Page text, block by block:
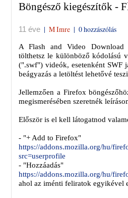
Böngésző kiegészítők -
11 éve | M Imre | 0 hozzászólás
A Flash and Video Download
tölthetsz le különböző kódolású
(".swf") videók, esetenként SWF
beágyazás a letöltést lehetővé
Jellemzően a Firefox
megismerésében szeretnék
Először is el kell látogatnod
- "+ Add to Firefox"
https://addons.mozilla.org/hu/
src=userprofile
- "Hozzáadás"
https://addons.mozilla.org/hu/
ahol az iménti feliratok egyikével